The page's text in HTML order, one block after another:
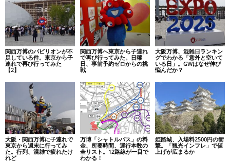
関西万博のパビリオンが不
足している件。東京から子
連れで再び行ってみた
【2】
関西万博へ東京から子連れ
で再び行ってみた。日曜
日、事前予約ゼロからの挑
戦
大阪万博、混雑日ランキン
グでわかる「意外と空いて
いる日」。GWはなぜ伸び
悩んだか？
大阪・関西万博に子連れで
東京から週末に行ってみ
た。行列、混雑で疲れたけ
れど
万博「シャトルバス」の料
金、所要時間、運行本数の
全リスト。12路線が一目で
わかる！
姫路城、入場料2500円の衝
撃。「観光インフレ」で値
上げが広まるか